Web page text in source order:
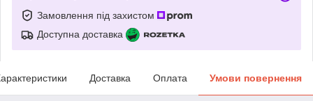
Замовлення під захистом
Доступна доставка
Доставка Оплата Умови повернення